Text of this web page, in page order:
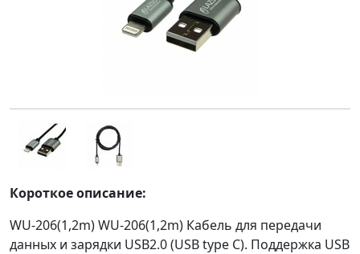
Короткое описание:
WU-206(1,2m) WU-206(1,2m) Кабель для передачи
данных и зарядки USB2.0 (USB type C). Поддержка USB